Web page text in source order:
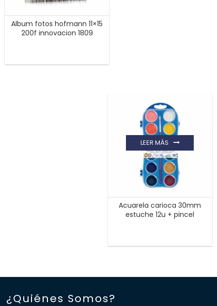
Album fotos hofmann 11×15
200f innovacion 1809
Acuarela carioca 30mm
estuche 12u + pincel
LEER MÁS
¿Quiénes Somos?